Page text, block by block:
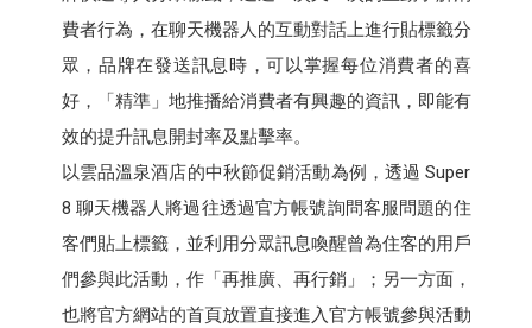
費者行為，在聊天機器人的互動對話上進行貼標籤分
眾，品牌在發送訊息時，可以掌握每位消費者的喜
好，「精準」地推播給消費者有興趣的資訊，即能有
效的提升訊息開封率及點擊率。
以雲品溫泉酒店的中秋節促銷活動為例，透過 Super
8 聊天機器人將過往透過官方帳號詢問客服問題的住
客們貼上標籤，並利用分眾訊息喚醒曾為住客的用戶
們參與此活動，作「再推廣、再行銷」；另一方面，
也將官方網站的首頁放置直接進入官方帳號參與活動